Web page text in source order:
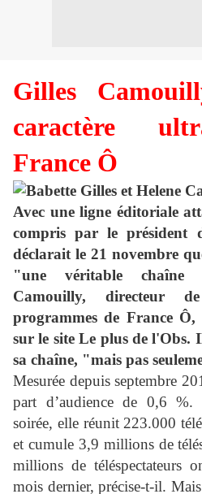
Gilles
caractère
France Ô
Avec une ligne éditoriale
compris par le président
déclarait le 21 novembre
"une véritable chaîne
Camouilly, directeur
programmes de France Ô,
sur le site Le plus de l'Obs.
sa chaîne, "mais pas
Mesurée depuis septembre
part d’audience de 0,6
soirée, elle réunit 223.000
et cumule 3,9 millions de
millions de téléspectateurs
mois dernier, précise-t-il.